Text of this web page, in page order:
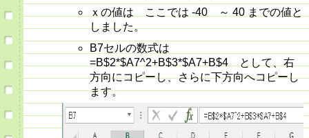
ｘの値は ここでは -40 ～ 40 までの値と
しました。
B7セルの数式は
=B$2*$A7^2+B$3*$A7+B$4 として、右
方向にコピーし、さらに下方向へコピーし
ます。